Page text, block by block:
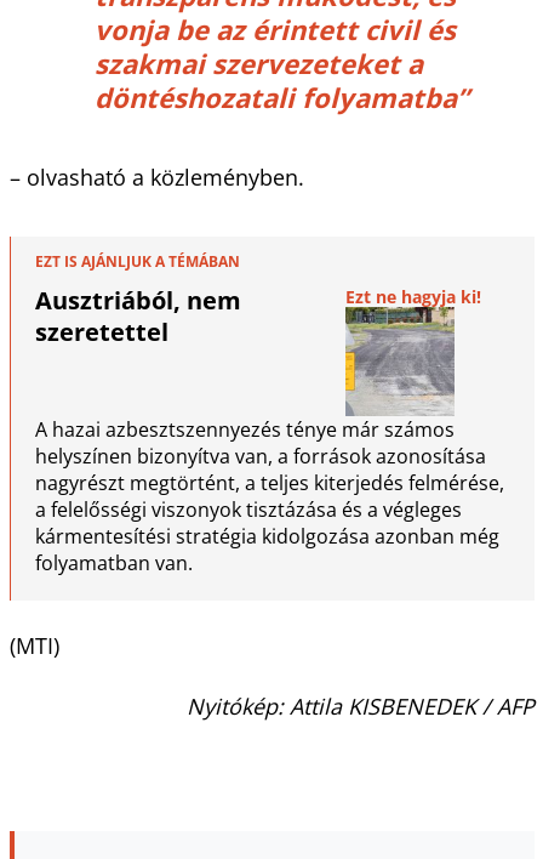
vonja be az érintett civil és
szakmai szervezeteket a
döntéshozatali folyamatba”
– olvasható a közleményben.
EZT IS AJÁNLJUK A TÉMÁBAN
Ausztriából, nem
szeretettel
Ezt ne hagyja ki!
A hazai azbesztszennyezés ténye már számos
helyszínen bizonyítva van, a források azonosítása
nagyrészt megtörtént, a teljes kiterjedés felmérése,
a felelősségi viszonyok tisztázása és a végleges
kármentesítési stratégia kidolgozása azonban még
folyamatban van.
(MTI)
Nyitókép: Attila KISBENEDEK / AFP